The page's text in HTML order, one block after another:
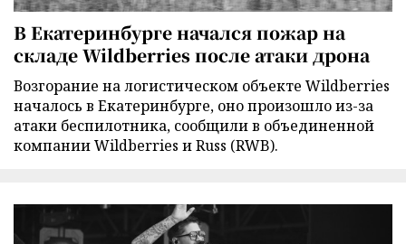
В Екатеринбурге начался пожар на
складе Wildberries после атаки дрона
Возгорание на логистическом объекте Wildberries
началось в Екатеринбурге, оно произошло из-за
атаки беспилотника, сообщили в объединенной
компании Wildberries и Russ (RWB).